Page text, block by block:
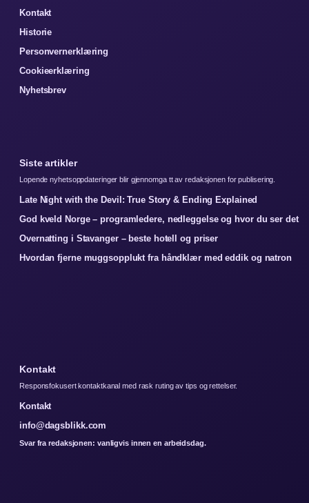
Kontakt
Historie
Personvernerklæring
Cookieerklæring
Nyhetsbrev
Siste artikler
Lopende nyhetsoppdateringer blir gjennomga tt av redaksjonen for publisering.
Late Night with the Devil: True Story & Ending Explained
God kveld Norge – programledere, nedleggelse og hvor du ser det
Overnatting i Stavanger – beste hotell og priser
Hvordan fjerne muggsopplukt fra håndklær med eddik og natron
Kontakt
Responsfokusert kontaktkanal med rask ruting av tips og rettelser.
Kontakt
info@dagsblikk.com
Svar fra redaksjonen: vanligvis innen en arbeidsdag.